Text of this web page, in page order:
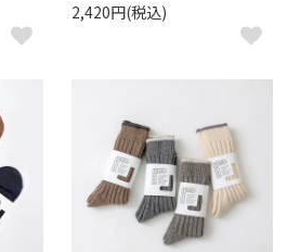
2,420円(税込)